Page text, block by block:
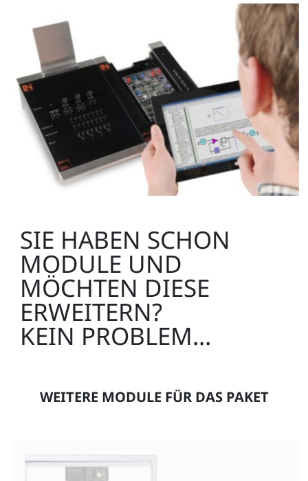
SIE HABEN SCHON
MODULE UND
MÖCHTEN DIESE
ERWEITERN?
KEIN PROBLEM...
WEITERE MODULE FÜR DAS PAKET